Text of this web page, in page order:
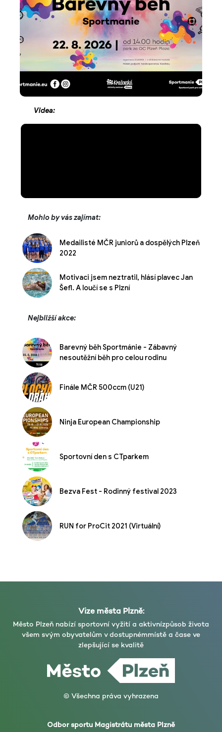
Videa:
Mohlo by vás zajímat:
Medailisté MČR juniorů a dospělých Plzeň
2022
Motivaci jsem neztratil, hlásí plavec Jan
Šefl. A loučí se s Plzní
Nejbližší akce:
Barevný běh Sportmánie - Zábavný
nesoutěžní běh pro celou rodinu
Finále MČR 500ccm (U21)
Ninja European Championship
Sportovní den s CTparkem
Bezva Fest - Rodinný festival 2023
RUN for ProCit 2021 (Virtuální)
Vize města Plzně:
Město Plzeň nabízí sportovní vyžití a aktivnízpůsob života
všem svým obyvatelům v dostupnémmístě a čase ve
zlepšující se kvalitě
© Všechna práva vyhrazena
Odbor sportu Magistrátu města Plzně